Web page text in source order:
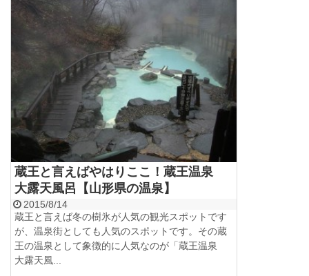
蔵王と言えばやはりここ！蔵王温泉
大露天風呂【山形県の温泉】
2015/8/14
蔵王と言えば冬の樹氷が人気の観光スポットです
が、温泉街としても人気のスポットです。その蔵
王の温泉として象徴的に人気なのが「蔵王温泉
大露天風...